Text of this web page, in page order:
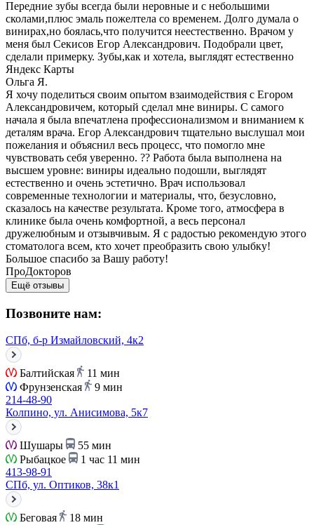
Передние зубы всегда были неровные и с небольшими
сколами,плюс эмаль пожелтела со временем. Долго думала о
винирах,но боялась,что получится неестественно. Врачом у
меня был Секисов Егор Александрович. Подобрали цвет,
сделали примерку. Зубы,как и хотела, выглядят естественно
Яндекс Карты
Ольга Я.
Я хочу поделиться своим опытом взаимодействия с Егором
Александровичем, который сделал мне виниры. С самого
начала я была впечатлена профессионализмом и вниманием к
деталям врача. Егор Александрович тщательно выслушал мои
пожелания и объяснил весь процесс, что помогло мне
чувствовать себя уверенно. ?? Работа была выполнена на
высшем уровне: виниры идеально подошли, выглядят
естественно и очень эстетично. Врач использовал
современные технологии и материалы, что, безусловно,
сказалось на качестве результата. Кроме того, атмосфера в
клинике была очень комфортной, а весь персонал
дружелюбным и отзывчивым. Я с радостью рекомендую этого
стоматолога всем, кто хочет преобразить свою улыбку!
Большое спасибо за Вашу работу!
ПроДокторов
Ещё отзывы
Позвоните нам:
СПб, б-р Измайловский, 4к2
Балтийская
11 мин
Фрунзенская
9 мин
214-48-90
Колпино, ул. Анисимова, 5к7
Шушары
55 мин
Рыбацкое
1 час 11 мин
413-98-91
СПб, ул. Оптиков, 38к1
Беговая
18 мин